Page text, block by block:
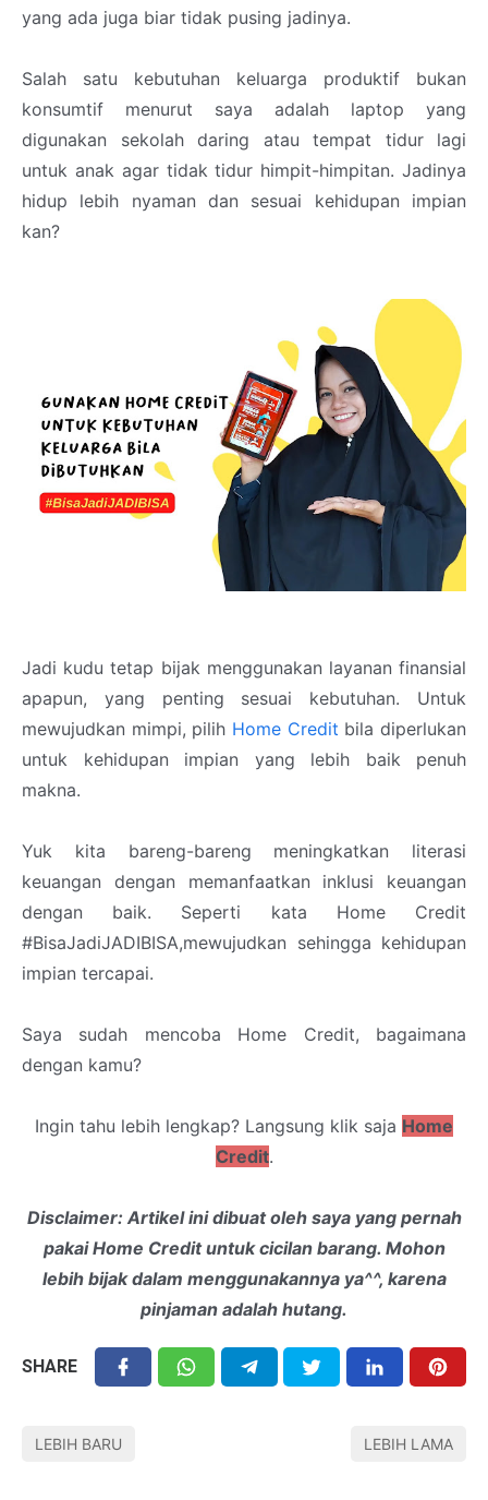
yang ada juga biar tidak pusing jadinya.
Salah satu kebutuhan keluarga produktif bukan
konsumtif menurut saya adalah laptop yang
digunakan sekolah daring atau tempat tidur lagi
untuk anak agar tidak tidur himpit-himpitan. Jadinya
hidup lebih nyaman dan sesuai kehidupan impian
kan?
Jadi kudu tetap bijak menggunakan layanan finansial
apapun, yang penting sesuai kebutuhan. Untuk
mewujudkan mimpi, pilih Home Credit bila diperlukan
untuk kehidupan impian yang lebih baik penuh
makna.
Yuk kita bareng-bareng meningkatkan literasi
keuangan dengan memanfaatkan inklusi keuangan
dengan baik. Seperti kata Home Credit
#BisaJadiJADIBISA,mewujudkan sehingga kehidupan
impian tercapai.
Saya sudah mencoba Home Credit, bagaimana
dengan kamu?
Ingin tahu lebih lengkap? Langsung klik saja Home
Credit.
Disclaimer: Artikel ini dibuat oleh saya yang pernah
pakai Home Credit untuk cicilan barang. Mohon
lebih bijak dalam menggunakannya ya^^, karena
pinjaman adalah hutang.
SHARE
LEBIH BARU LEBIH LAMA